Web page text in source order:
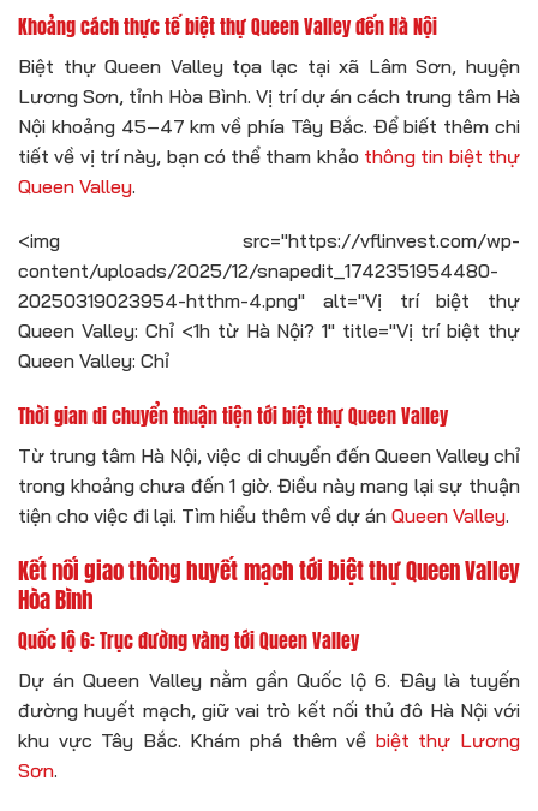
Khoảng cách thực tế biệt thự Queen Valley đến Hà Nội
Biệt thự Queen Valley tọa lạc tại xã Lâm Sơn, huyện
Lương Sơn, tỉnh Hòa Bình. Vị trí dự án cách trung tâm Hà
Nội khoảng 45–47 km về phía Tây Bắc. Để biết thêm chi
tiết về vị trí này, bạn có thể tham khảo thông tin biệt thự
Queen Valley.
<img src="https://vflinvest.com/wp-
content/uploads/2025/12/snapedit_1742351954480-
20250319023954-htthm-4.png" alt="Vị trí biệt thự
Queen Valley: Chỉ <1h từ Hà Nội? 1" title="Vị trí biệt thự
Queen Valley: Chỉ
Thời gian di chuyển thuận tiện tới biệt thự Queen Valley
Từ trung tâm Hà Nội, việc di chuyển đến Queen Valley chỉ
trong khoảng chưa đến 1 giờ. Điều này mang lại sự thuận
tiện cho việc đi lại. Tìm hiểu thêm về dự án Queen Valley.
Kết nối giao thông huyết mạch tới biệt thự Queen Valley
Hòa Bình
Quốc lộ 6: Trục đường vàng tới Queen Valley
Dự án Queen Valley nằm gần Quốc lộ 6. Đây là tuyến
đường huyết mạch, giữ vai trò kết nối thủ đô Hà Nội với
khu vực Tây Bắc. Khám phá thêm về biệt thự Lương
Sơn.